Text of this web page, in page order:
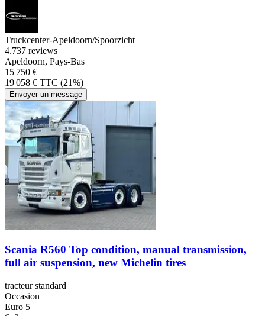
Truckcenter-Apeldoorn/Spoorzicht
4.737 reviews
Apeldoorn, Pays-Bas
15 750 €
19 058 € TTC (21%)
Envoyer un message
Scania R560 Top condition, manual transmission,
full air suspension, new Michelin tires
tracteur standard
Occasion
Euro 5